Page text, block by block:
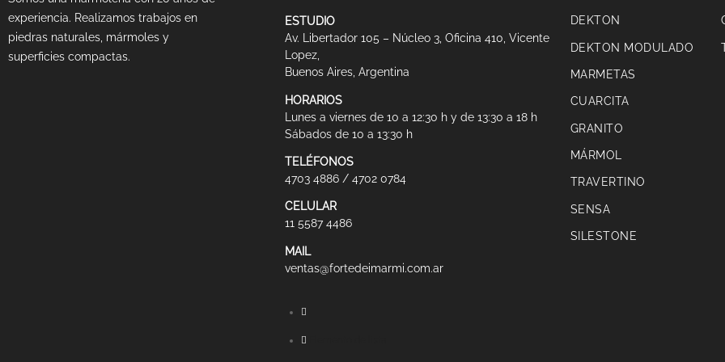
experiencia. Realizamos trabajos en
piedras naturales, mármoles y
superficies compactas.
ESTUDIO
Av. Libertador 105 – Núcleo 3, Oficina 410, Vicente
Lopez,
Buenos Aires, Argentina
HORARIOS
Lunes a viernes de 10 a 12:30 h y de 13:30 a 18 h
Sábados de 10 a 13:30 h
TELÉFONOS
4703 4886 / 4702 0784
CELULAR
11 5587 4486
MAIL
ventas@fortedeimarmi.com.ar
DEKTON
DEKTON MODULADO
MARMETAS
CUARCITA
GRANITO
MÁRMOL
TRAVERTINO
SENSA
SILESTONE